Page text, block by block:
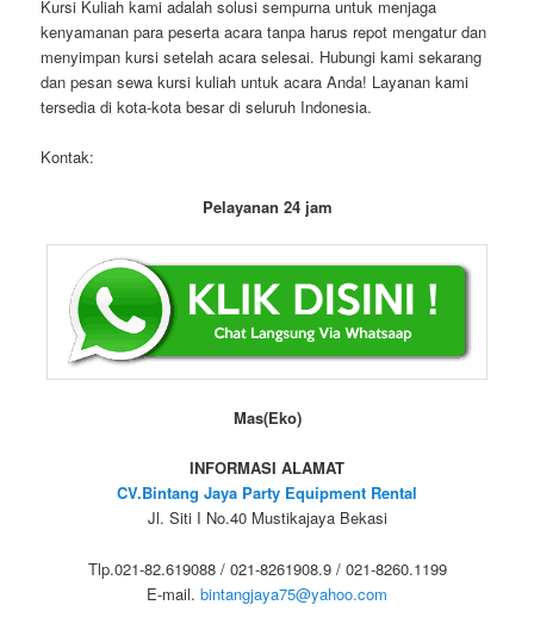
Kursi Kuliah kami adalah solusi sempurna untuk menjaga
kenyamanan para peserta acara tanpa harus repot mengatur dan
menyimpan kursi setelah acara selesai. Hubungi kami sekarang
dan pesan sewa kursi kuliah untuk acara Anda! Layanan kami
tersedia di kota-kota besar di seluruh Indonesia.
Kontak:
Pelayanan 24 jam
Mas(Eko)
INFORMASI ALAMAT
CV.Bintang Jaya Party Equipment Rental
Jl. Siti I No.40 Mustikajaya Bekasi
Tlp.021-82.619088 / 021-8261908.9 / 021-8260.1199
E-mail. bintangjaya75@yahoo.com